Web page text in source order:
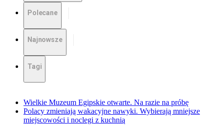
Polecane
Najnowsze
Tagi
Wielkie Muzeum Egipskie otwarte. Na razie na próbę
Polacy zmieniają wakacyjne nawyki. Wybierają mniejsze
miejscowości i noclegi z kuchnią